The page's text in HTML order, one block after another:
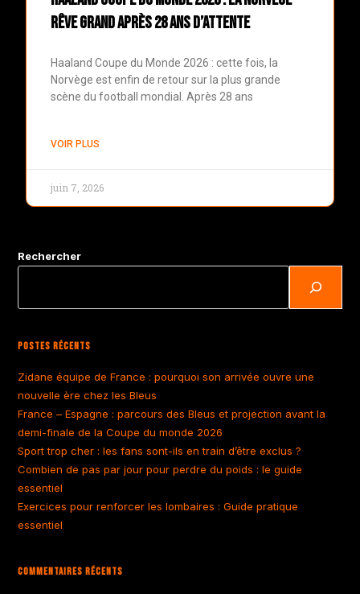
rêve grand après 28 ans d’attente
Haaland Coupe du Monde 2026 : cette fois, la
Norvège est enfin de retour sur la plus grande
scène du football mondial. Après 28 ans
VOIR PLUS
juin 7, 2026
Rechercher
Postes Récents
Zidane équipe de France : pourquoi son arrivée ouvre une
nouvelle ère chez les Bleus
France – Espagne : parcours des Bleus et projection avant la
demi-finale de la Coupe du monde 2026
Sport trop cher : les fans sont-ils en train d’être exclus ?
Combien de pas par jour pour perdre du poids : le guide
essentiel
Exercices pour renforcer les lombaires : Guide pratique
essentiel
Commentaires Récents